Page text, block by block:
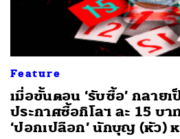
Feature
เมื่อขั้นตอน ‘รับซื้อ’ กลาย
ประกาศซื้อกิโลฯ ละ 15 บา
‘ปอกเปลือก’ นักบุญ (หัว)
SHARE TWEET